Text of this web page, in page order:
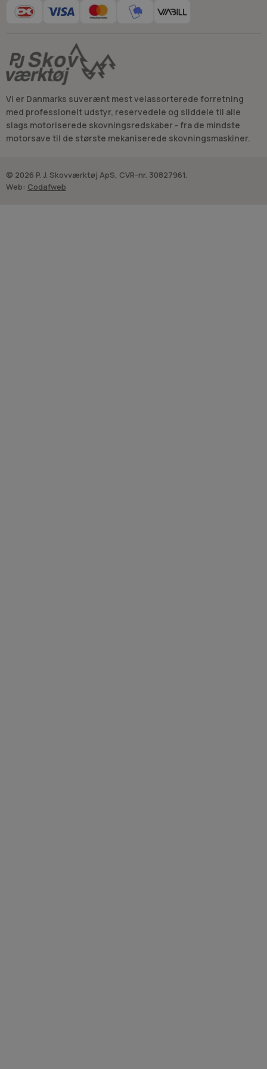
Vi er Danmarks suverænt mest velassorterede forretning
med professionelt udstyr, reservedele og sliddele til alle
slags motoriserede skovningsredskaber - fra de mindste
motorsave til de største mekaniserede skovningsmaskiner.
© 2026 P. J. Skovværktøj ApS, CVR-nr. 30827961.
Web: Codafweb